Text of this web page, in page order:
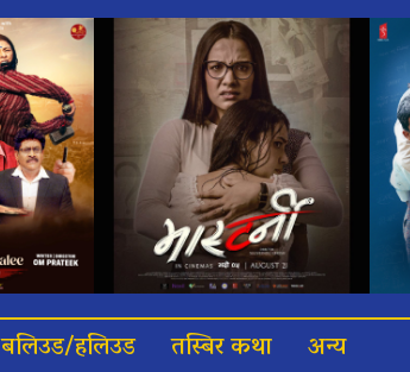
बलिउड/हलिउड तस्बिर कथा अन्य